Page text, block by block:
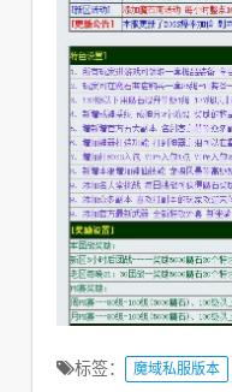
标签： 魔域私服版本